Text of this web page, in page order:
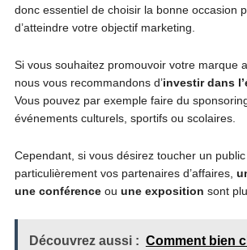
donc essentiel de choisir la bonne occasion
d’atteindre votre objectif marketing.
Si vous souhaitez promouvoir votre marque
nous vous recommandons d’investir dans l’
Vous pouvez par exemple faire du
événements culturels, sportifs ou scolaires.
Cependant, si vous désirez toucher un
particulièrement vos partenaires d’affaires,
une conférenceou une exposition sont
Découvrez aussi : Comment bien